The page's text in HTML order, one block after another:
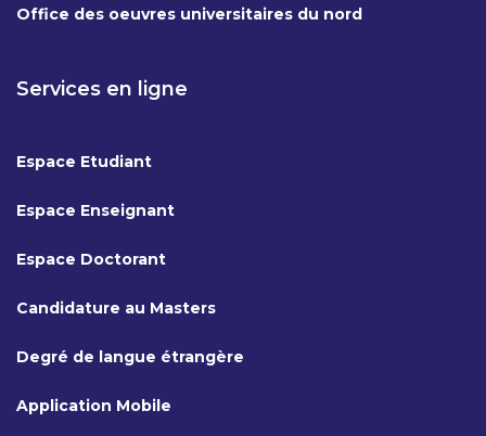
Office des oeuvres universitaires du nord
Services en ligne
Espace Etudiant
Espace Enseignant
Espace Doctorant
Candidature au Masters
Degré de langue étrangère
Application Mobile